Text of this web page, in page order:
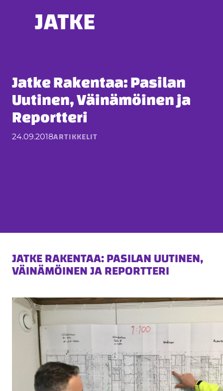
Jatke Rakentaa: Pasilan
Uutinen, Väinämöinen ja
Reportteri
24.09.2018ARTIKKELIT
JATKE RAKENTAA: PASILAN UUTINEN,
VÄINÄMÖINEN JA REPORTTERI